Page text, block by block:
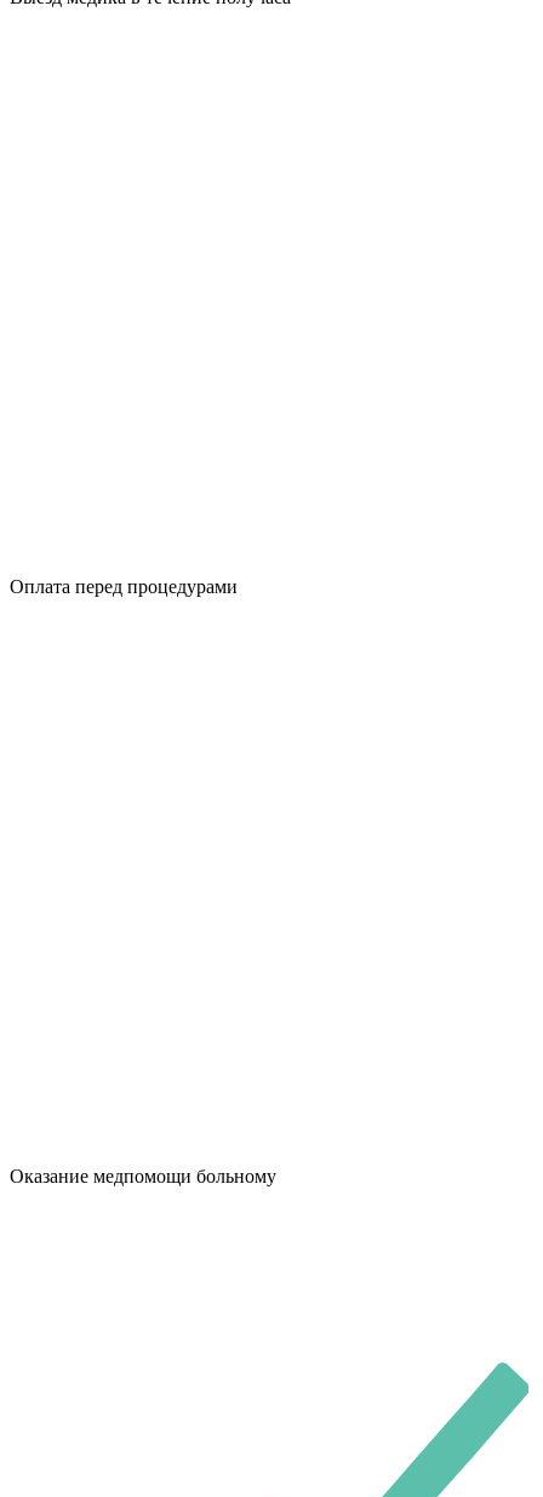
Оплата перед процедурами
Оказание медпомощи больному